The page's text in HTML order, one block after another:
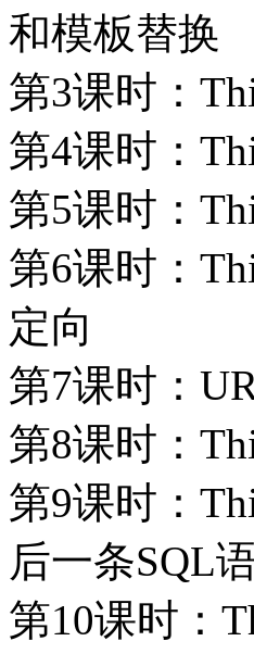
和模板替换
第3课时：
第4课时：
第5课时：
第6课时：
定向
第7课时：
第8课时：
第9课时：
后一条SQL
第10课时：